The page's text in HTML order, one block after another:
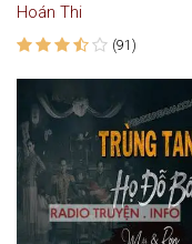
Hoán Thi
(91)